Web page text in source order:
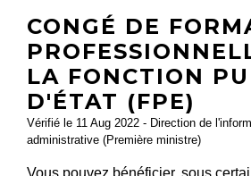
CONGÉ DE
LA FONCTION
D'ÉTAT (FPE)
Vérifié le 11 Aug 2022 - Direction de
administrative (Première ministre)
Vous pouvez bénéficier, sous